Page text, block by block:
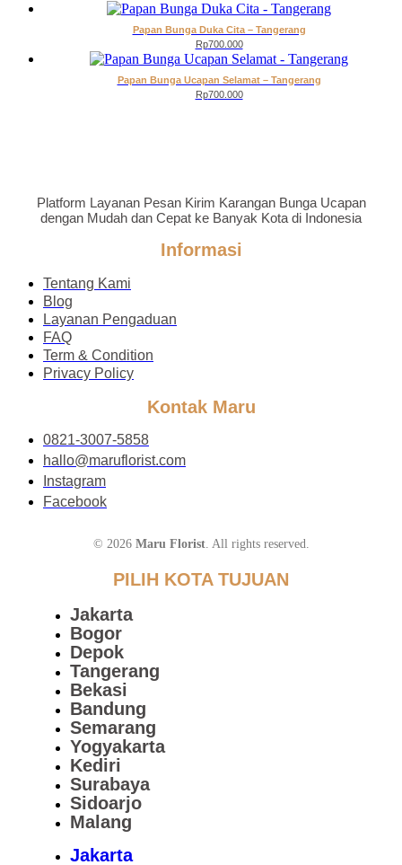
Papan Bunga Duka Cita – Tangerang
Rp700.000
Papan Bunga Ucapan Selamat – Tangerang
Rp700.000
Platform Layanan Pesan Kirim Karangan Bunga Ucapan
dengan Mudah dan Cepat ke Banyak Kota di Indonesia
Informasi
Tentang Kami
Blog
Layanan Pengaduan
FAQ
Term & Condition
Privacy Policy
Kontak Maru
0821-3007-5858
hallo@maruflorist.com
Instagram
Facebook
© 2026 Maru Florist. All rights reserved.
PILIH KOTA TUJUAN
Jakarta
Bogor
Depok
Tangerang
Bekasi
Bandung
Semarang
Yogyakarta
Kediri
Surabaya
Sidoarjo
Malang
Jakarta